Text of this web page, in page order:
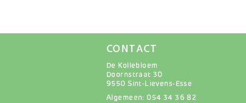
CONTACT
De Kollebloem
Doornstraat 30
9550 Sint-Lievens-Esse
Algemeen: 054 34 36 82